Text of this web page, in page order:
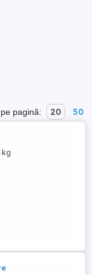
pagină: 20 50
kg